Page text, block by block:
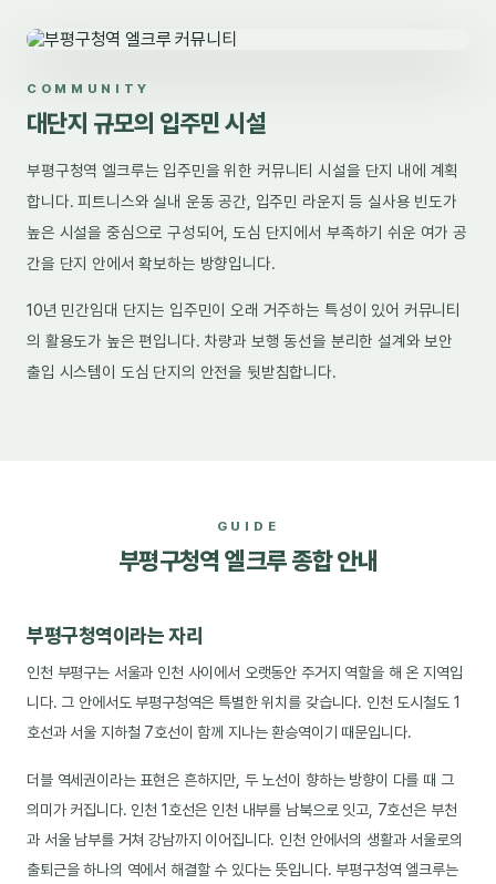
COMMUNITY
대단지 규모의 입주민 시설
부평구청역 엘크루는 입주민을 위한 커뮤니티 시설을 단지 내에 계획
합니다. 피트니스와 실내 운동 공간, 입주민 라운지 등 실사용 빈도가
높은 시설을 중심으로 구성되어, 도심 단지에서 부족하기 쉬운 여가 공
간을 단지 안에서 확보하는 방향입니다.
10년 민간임대 단지는 입주민이 오래 거주하는 특성이 있어 커뮤니티
의 활용도가 높은 편입니다. 차량과 보행 동선을 분리한 설계와 보안
출입 시스템이 도심 단지의 안전을 뒷받침합니다.
GUIDE
부평구청역 엘크루 종합 안내
부평구청역이라는 자리
인천 부평구는 서울과 인천 사이에서 오랫동안 주거지 역할을 해 온 지역입
니다. 그 안에서도 부평구청역은 특별한 위치를 갖습니다. 인천 도시철도 1
호선과 서울 지하철 7호선이 함께 지나는 환승역이기 때문입니다.
더블 역세권이라는 표현은 흔하지만, 두 노선이 향하는 방향이 다를 때 그
의미가 커집니다. 인천 1호선은 인천 내부를 남북으로 잇고, 7호선은 부천
과 서울 남부를 거쳐 강남까지 이어집니다. 인천 안에서의 생활과 서울로의
출퇴근을 하나의 역에서 해결할 수 있다는 뜻입니다. 부평구청역 엘크루는